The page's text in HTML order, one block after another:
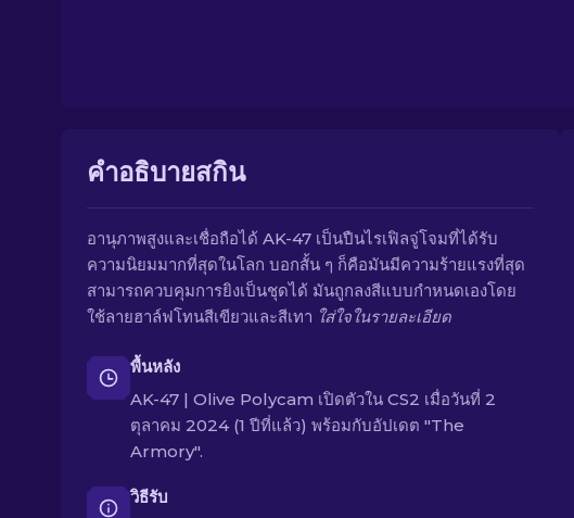
คำอธิบายสกิน
อานุภาพสูงและเชื่อถือได้ AK-47 เป็นปืนไรเฟิลจู่โจมที่ได้รับ
ความนิยมมากที่สุดในโลก บอกสั้น ๆ ก็คือมันมีความร้ายแรงที่สุด
สามารถควบคุมการยิงเป็นชุดได้ มันถูกลงสีแบบกำหนดเองโดย
ใช้ลายฮาล์ฟโทนสีเขียวและสีเทา ใส่ใจในรายละเอียด
พื้นหลัง
AK-47 | Olive Polycam เปิดตัวใน CS2 เมื่อวันที่ 2
ตุลาคม 2024 (1 ปีที่แล้ว) พร้อมกับอัปเดต "The
Armory".
วิธีรับ